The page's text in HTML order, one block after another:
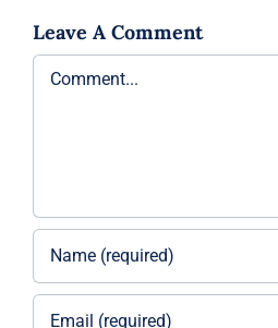
Leave A Comment
Comment